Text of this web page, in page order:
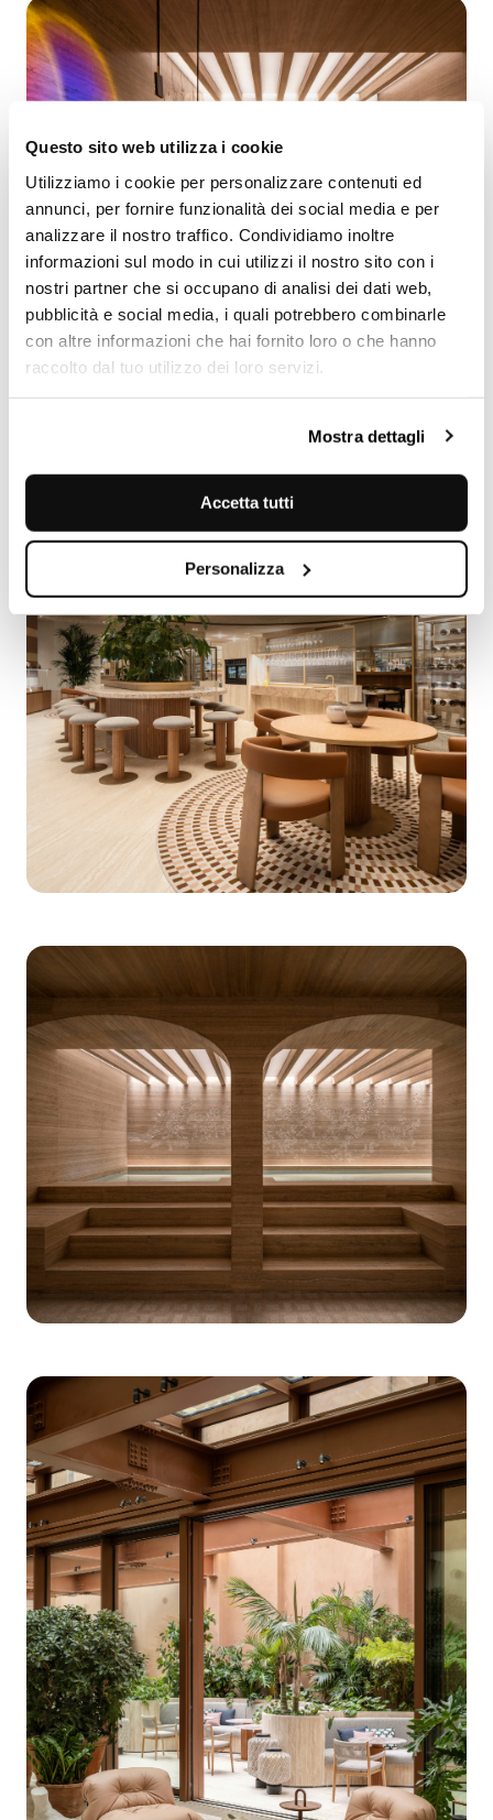
Questo sito web utilizza i cookie
Utilizziamo i cookie per personalizzare contenuti ed
annunci, per fornire funzionalità dei social media e per
analizzare il nostro traffico. Condividiamo inoltre
informazioni sul modo in cui utilizzi il nostro sito con i
nostri partner che si occupano di analisi dei dati web,
pubblicità e social media, i quali potrebbero combinarle
con altre informazioni che hai fornito loro o che hanno
raccolto dal tuo utilizzo dei loro servizi.
Mostra dettagli
Accetta tutti
Personalizza